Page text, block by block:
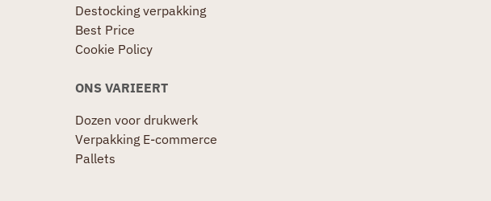
Destocking verpakking
Best Price
Cookie Policy
ONS VARIEERT
Dozen voor drukwerk
Verpakking E-commerce
Pallets